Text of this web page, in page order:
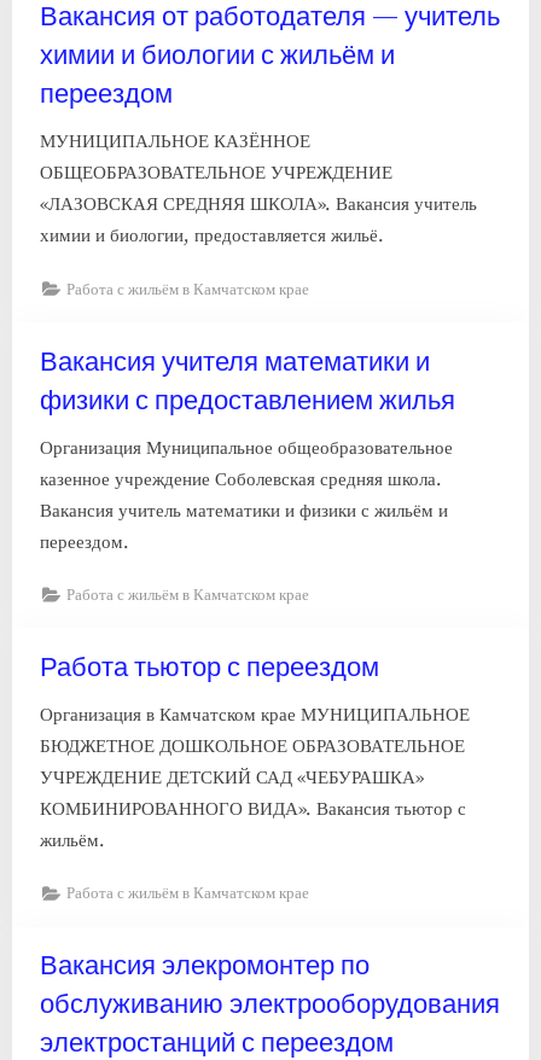
Вакансия от работодателя — учитель
химии и биологии с жильём и
переездом
МУНИЦИПАЛЬНОЕ КАЗЁННОЕ
ОБЩЕОБРАЗОВАТЕЛЬНОЕ УЧРЕЖДЕНИЕ
«ЛАЗОВСКАЯ СРЕДНЯЯ ШКОЛА». Вакансия учитель
химии и биологии, предоставляется жильё.
Работа с жильём в Камчатском крае
Вакансия учителя математики и
физики с предоставлением жилья
Организация Муниципальное общеобразовательное
казенное учреждение Соболевская средняя школа.
Вакансия учитель математики и физики с жильём и
переездом.
Работа с жильём в Камчатском крае
Работа тьютор с переездом
Организация в Камчатском крае МУНИЦИПАЛЬНОЕ
БЮДЖЕТНОЕ ДОШКОЛЬНОЕ ОБРАЗОВАТЕЛЬНОЕ
УЧРЕЖДЕНИЕ ДЕТСКИЙ САД «ЧЕБУРАШКА»
КОМБИНИРОВАННОГО ВИДА». Вакансия тьютор с
жильём.
Работа с жильём в Камчатском крае
Вакансия элекромонтер по
обслуживанию электрооборудования
электростанций с переездом